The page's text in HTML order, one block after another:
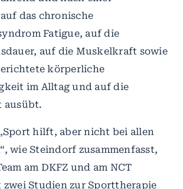
das chronische
Fatigue, auf die
auf die Muskelkraft sowie
körperliche
im Alltag und auf die
ausübt.
hilft, aber nicht bei allen
wie Steindorf zusammenfasst,
am DKFZ und am NCT
Studien zur Sporttherapie